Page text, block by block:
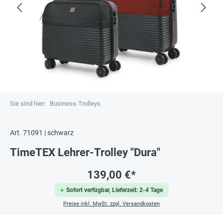
Sie sind hier: Business-Trolleys
Art. 71091 | schwarz
TimeTEX Lehrer-Trolley "Dura"
Sofort verfügbar, Lieferzeit: 2-4 Tage
139,00 €*
Preise inkl. MwSt. zzgl. Versandkosten